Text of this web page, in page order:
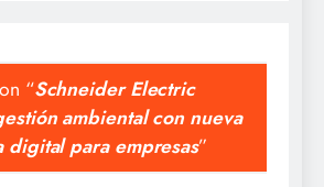
“Schneider Electric
ambiental con nueva
digital para empresas”